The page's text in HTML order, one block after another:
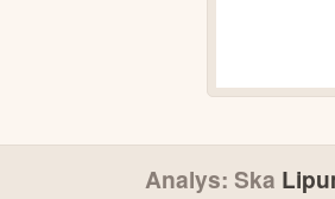
Analys: Ska